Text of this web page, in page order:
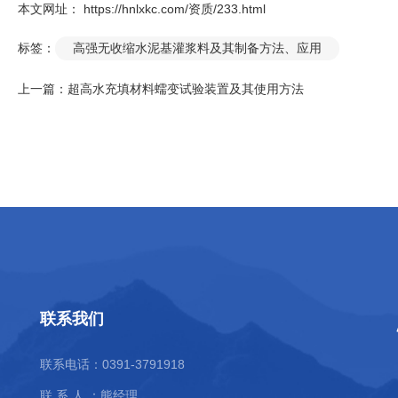
本文网址： https://hnlxkc.com/资质/233.html
标签： 高强无收缩水泥基灌浆料及其制备方法、应用
上一篇： 超高水充填材料蠕变试验装置及其使用方法
联系我们
联系电话：0391-3791918
联 系 人 ：熊经理